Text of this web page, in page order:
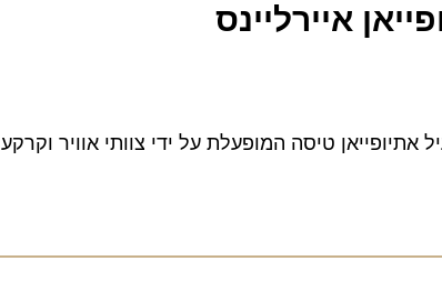
איירליינס
טיסה המופעלת על ידי צוותי אוויר וקרקע